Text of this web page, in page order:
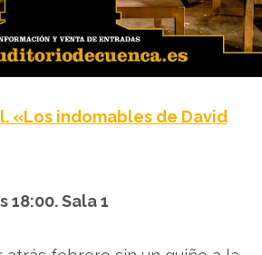
«Los indomables de David
18:00. Sala 1